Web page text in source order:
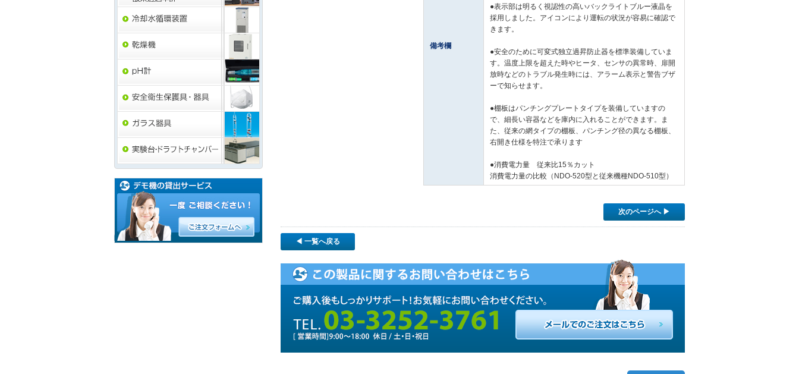
備考欄
●表示部は明るく視認性の高いバックライトブルー液晶を
採用しました。アイコンにより運転の状況が容易に確認で
きます。
●安全のために可変式独立過昇防止器を標準装備していま
す。温度上限を超えた時やヒータ、センサの異常時、扉開
放時などのトラブル発生時には、アラーム表示と警告ブザ
ーで知らせます。
●棚板はパンチングプレートタイプを装備していますの
で、細長い容器などを庫内に入れることができます。ま
た、従来の網タイプの棚板、パンチング径の異なる棚板、
右開き仕様を特注で承ります
●消費電力量 従来比15％カット
消費電力量の比較（NDO-520型と従来機種NDO-510型）
次のページへ ▶
◀ 一覧へ戻る